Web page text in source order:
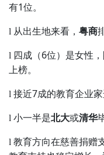
有1位。
l 从出生地来看， 粤商
l 四成（6位）是女性
上榜。
l 接近7成的教育企业
l 小一半是北大或清华
l 教育方向在慈善捐赠